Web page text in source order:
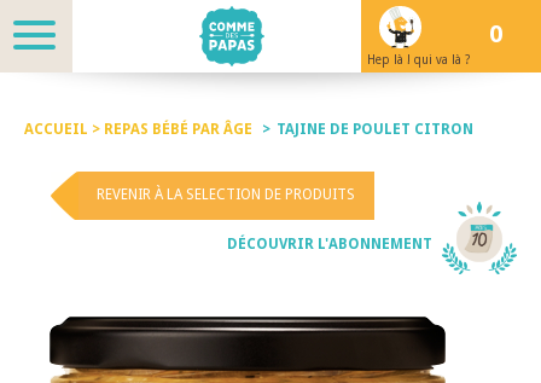
Hep là ! qui va là ?
0
ACCUEIL > REPAS BÉBÉ PAR ÂGE > TAJINE DE POULET CITRON
REVENIR À LA SELECTION DE PRODUITS
DÉCOUVRIR L'ABONNEMENT